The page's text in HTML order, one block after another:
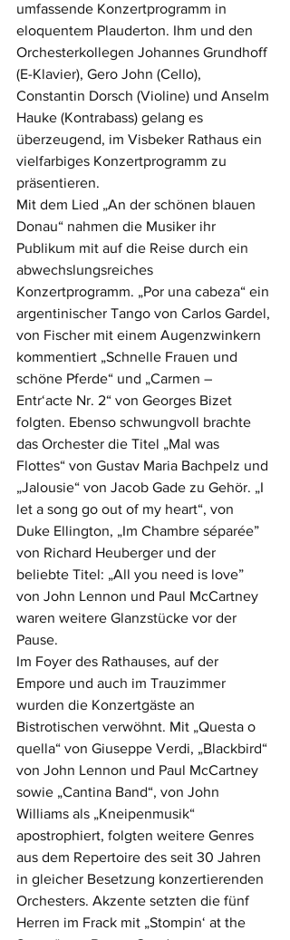
umfassende Konzertprogramm in
eloquentem Plauderton. Ihm und den
Orchesterkollegen Johannes Grundhoff
(E-Klavier), Gero John (Cello),
Constantin Dorsch (Violine) und Anselm
Hauke (Kontrabass) gelang es
überzeugend, im Visbeker Rathaus ein
vielfarbiges Konzertprogramm zu
präsentieren.
Mit dem Lied „An der schönen blauen
Donau“ nahmen die Musiker ihr
Publikum mit auf die Reise durch ein
abwechslungsreiches
Konzertprogramm. „Por una cabeza“ ein
argentinischer Tango von Carlos Gardel,
von Fischer mit einem Augenzwinkern
kommentiert „Schnelle Frauen und
schöne Pferde“ und „Carmen –
Entr‘acte Nr. 2“ von Georges Bizet
folgten. Ebenso schwungvoll brachte
das Orchester die Titel „Mal was
Flottes“ von Gustav Maria Bachpelz und
„Jalousie“ von Jacob Gade zu Gehör. „I
let a song go out of my heart“, von
Duke Ellington, „Im Chambre séparée”
von Richard Heuberger und der
beliebte Titel: „All you need is love”
von John Lennon und Paul McCartney
waren weitere Glanzstücke vor der
Pause.
Im Foyer des Rathauses, auf der
Empore und auch im Trauzimmer
wurden die Konzertgäste an
Bistrotischen verwöhnt. Mit „Questa o
quella“ von Giuseppe Verdi, „Blackbird“
von John Lennon und Paul McCartney
sowie „Cantina Band“, von John
Williams als „Kneipenmusik“
apostrophiert, folgten weitere Genres
aus dem Repertoire des seit 30 Jahren
in gleicher Besetzung konzertierenden
Orchesters. Akzente setzten die fünf
Herren im Frack mit „Stompin‘ at the